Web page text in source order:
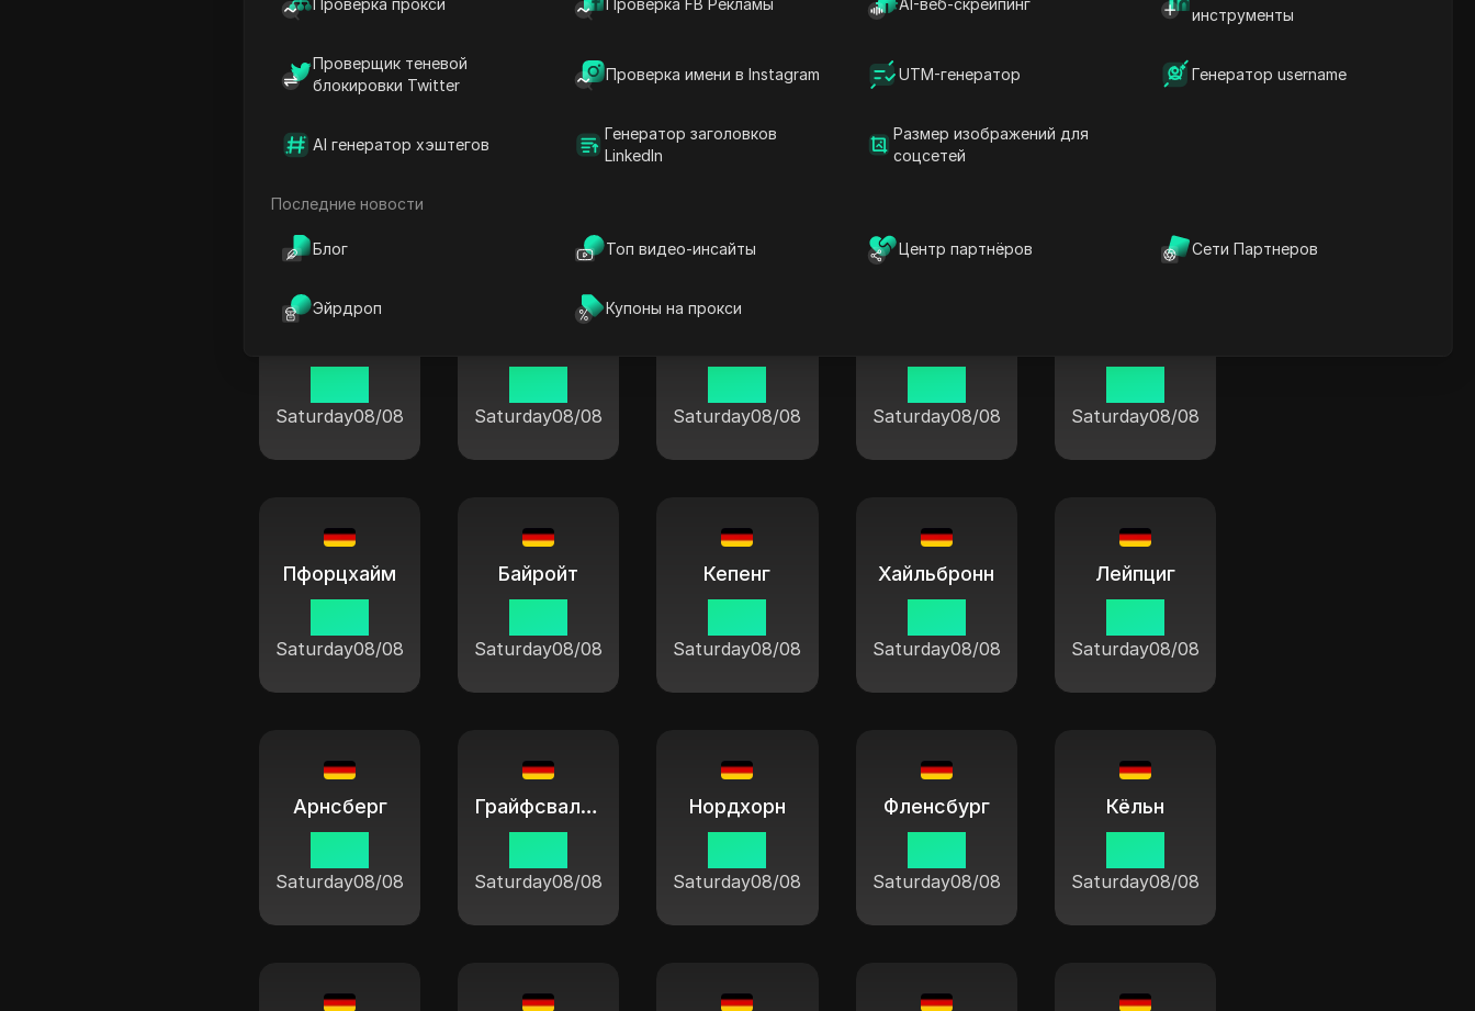
Проверка прокси Проверка FB Рекламы AI-веб-скрейпинг
инструменты
Проверщик теневой
блокировки Twitter
Проверка имени в Instagram UTM-генератор Генератор username
AI генератор хэштегов
Генератор заголовков
LinkedIn
Размер изображений для
соцсетей
Последние новости
Блог Топ видео-инсайты Центр партнёров Сети Партнеров
Эйрдроп Купоны на прокси
11:04 11:04
Saturday08/08 Saturday08/08 Saturday08/08 Saturday08/08 Saturday08/08
Пфорцхайм
Saturday08/08
Байройт
Saturday08/08
Кепенг
Saturday08/08
Хайльбронн
Saturday08/08
Лейпциг
Saturday08/08
Арнсберг
Saturday08/08
Грайфсвальд
Saturday08/08
Нордхорн
Saturday08/08
Фленсбург
Saturday08/08
Кёльн
Saturday08/08